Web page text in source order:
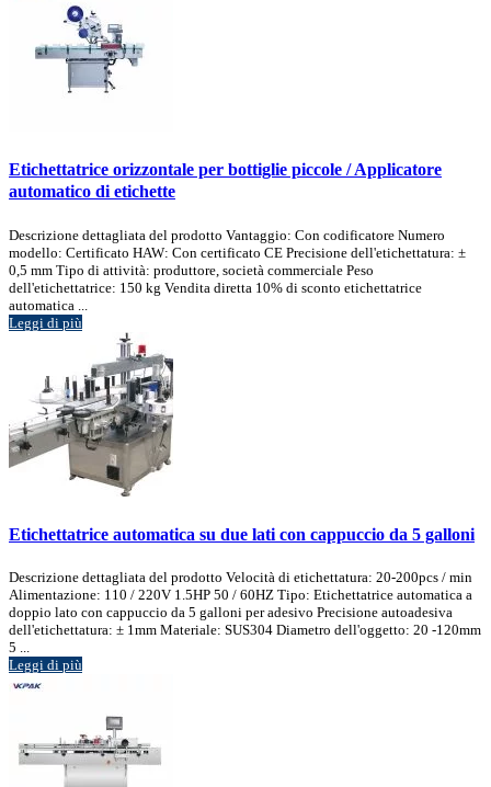
Etichettatrice orizzontale per bottiglie piccole / Applicatore
automatico di etichette
Descrizione dettagliata del prodotto Vantaggio: Con codificatore Numero
modello: Certificato HAW: Con certificato CE Precisione dell'etichettatura: ±
0,5 mm Tipo di attività: produttore, società commerciale Peso
dell'etichettatrice: 150 kg Vendita diretta 10% di sconto etichettatrice
automatica ...
Leggi di più
Etichettatrice automatica su due lati con cappuccio da 5 galloni
Descrizione dettagliata del prodotto Velocità di etichettatura: 20-200pcs / min
Alimentazione: 110 / 220V 1.5HP 50 / 60HZ Tipo: Etichettatrice automatica a
doppio lato con cappuccio da 5 galloni per adesivo Precisione autoadesiva
dell'etichettatura: ± 1mm Materiale: SUS304 Diametro dell'oggetto: 20 -120mm
5 ...
Leggi di più